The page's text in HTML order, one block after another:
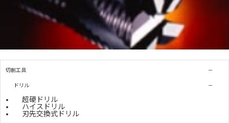
切削工具
ドリル
超硬ドリル
ハイスドリル
刃先交換式ドリル